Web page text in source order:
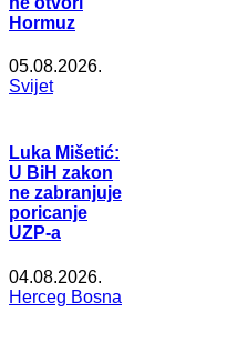
Hormuz
05.08.2026.
Svijet
Luka Mišetić:
U BiH zakon
ne zabranjuje
poricanje
UZP-a
04.08.2026.
Herceg Bosna